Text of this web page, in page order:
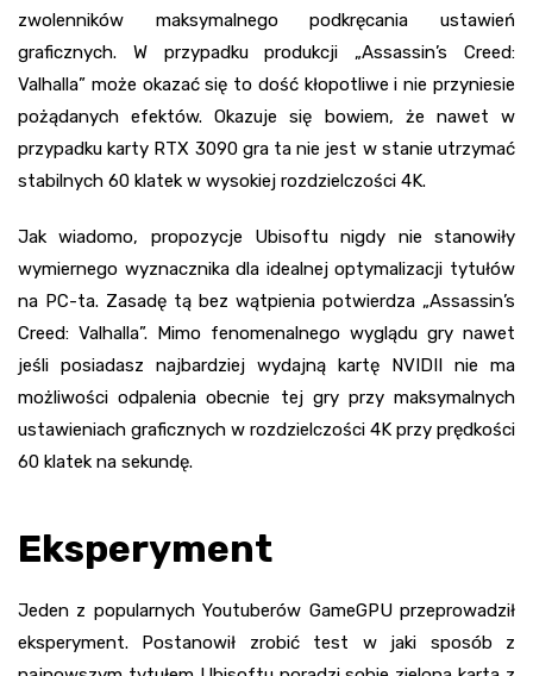
zwolenników maksymalnego podkręcania ustawień
graficznych. W przypadku produkcji „Assassin’s Creed:
Valhalla” może okazać się to dość kłopotliwe i nie przyniesie
pożądanych efektów. Okazuje się bowiem, że nawet w
przypadku karty RTX 3090 gra ta nie jest w stanie utrzymać
stabilnych 60 klatek w wysokiej rozdzielczości 4K.
Jak wiadomo, propozycje Ubisoftu nigdy nie stanowiły
wymiernego wyznacznika dla idealnej optymalizacji tytułów
na PC-ta. Zasadę tą bez wątpienia potwierdza „Assassin’s
Creed: Valhalla”. Mimo fenomenalnego wyglądu gry nawet
jeśli posiadasz najbardziej wydajną kartę NVIDII nie ma
możliwości odpalenia obecnie tej gry przy maksymalnych
ustawieniach graficznych w rozdzielczości 4K przy prędkości
60 klatek na sekundę.
Eksperyment
Jeden z popularnych Youtuberów GameGPU przeprowadził
eksperyment. Postanowił zrobić test w jaki sposób z